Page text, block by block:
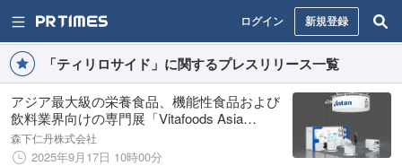
ログイン 新規登録
「ティリロサイド」に関するプレスリリース一覧
アジア最大級の栄養食品、機能性食品および
飲料業界向けの専門展「Vitafoods Asia
2025」に出展
森下仁丹株式会社
2025年9月17日 10時00分